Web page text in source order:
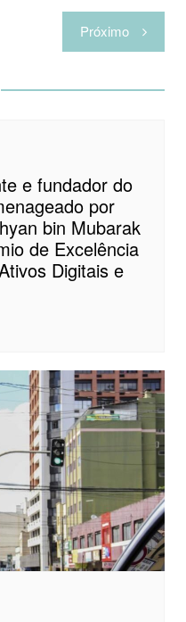
Próximo
e fundador do
por
bin Mubarak
de Excelência
Digitais e